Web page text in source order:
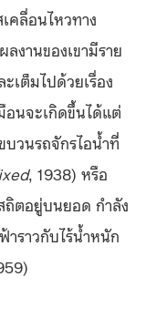
คลื่อนไหวทาง
งานของเขามีราย
เต็มไปด้วยเรื่อง
นจะเกิดขึ้นได้แต่
วนรถจักรไอน้ำที่
, 1938) หรือ
ตอยู่บนยอด กำลัง
ราวกับไร้น้ำหนัก